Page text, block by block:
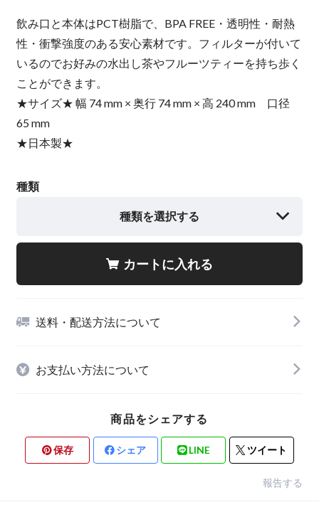
飲み口と本体はPCT樹脂で、BPA FREE・透明性・耐熱
性・衝撃強度のある安心素材です。フィルターが付いて
いるのでお好みの水出し茶やフルーツティーを持ち歩く
ことができます。
★サイズ★ 幅 74 mm × 奥行 74 mm × 高 240 mm 口径
65 mm
★日本製★
種類
種類を選択する
カートに入れる
送料・配送方法について
お支払い方法について
商品をシェアする
保存 シェア LINE ツイート
報告する